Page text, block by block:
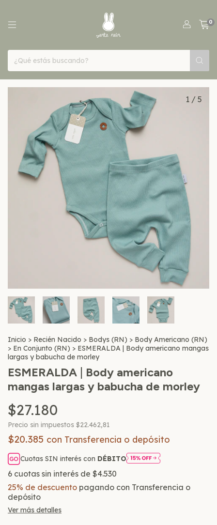
0
1 / 5
Inicio > Recién Nacido > Bodys (RN) > Body Americano (RN)
> En Conjunto (RN) > ESMERALDA | Body americano mangas
largas y babucha de morley
ESMERALDA | Body americano
mangas largas y babucha de morley
$27.180
Precio sin impuestos $22.462,81
$20.385 con Transferencia o depósito
Cuotas SIN interés con DÉBITO
6 cuotas sin interés de $4.530
25% de descuento pagando con Transferencia o
depósito
Ver más detalles